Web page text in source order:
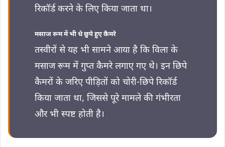
रिकॉर्ड करने के लिए किया जाता था।
मसाज रूम में भी थे छुपे हुए कैमरे
तस्वीरों से यह भी सामने आया है कि विला के
मसाज रूम में गुप्त कैमरे लगाए गए थे। इन छिपे
कैमरों के जरिए पीड़ितों को चोरी-छिपे रिकॉर्ड
किया जाता था, जिससे पूरे मामले की गंभीरता
और भी स्पष्ट होती है।